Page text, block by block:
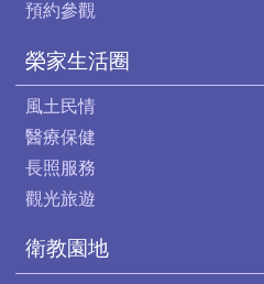
預約參觀
榮家生活圈
風土民情
醫療保健
長照服務
觀光旅遊
衛教園地